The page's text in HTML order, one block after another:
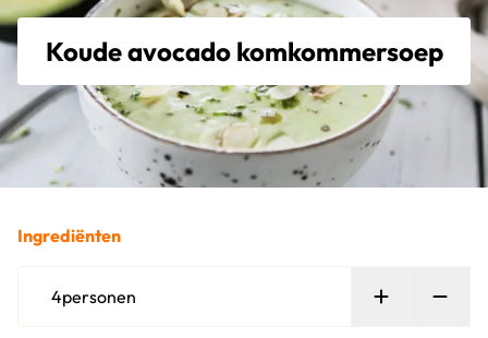
Koude avocado komkommersoep
Ingrediënten
4personen Persoon